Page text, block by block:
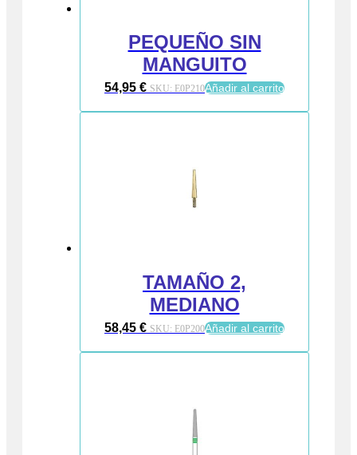
PEQUEÑO SIN
MANGUITO
54,95 € SKU: E0P210Añadir al carrito
TAMAÑO 2,
MEDIANO
58,45 € SKU: E0P200Añadir al carrito